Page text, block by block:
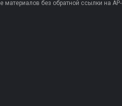
материалов без обратной ссылки на